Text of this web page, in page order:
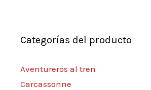
Categorías del producto
Aventureros al tren
Carcassonne